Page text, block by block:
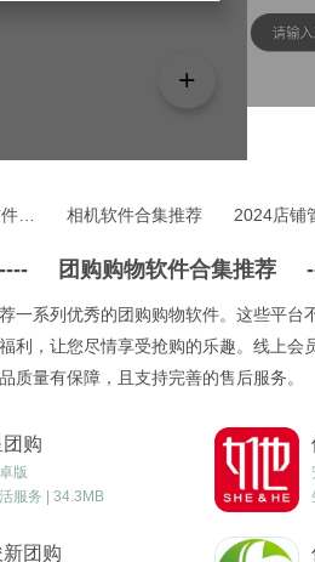
相机软件合集推荐
团购购物软件合集推荐
一系列优秀的团购购物软件。这些平台
利，让您尽情享受抢购的乐趣。线上会
质量有保障，且支持完善的售后服务。
购
版
服务 | 34.3MB
团购